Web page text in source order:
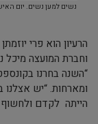
נשים למען נשים. יום
הרעיון הוא פרי
וחברת המועצה מיכל
“השנה בחרנו
ומארחות. “יש
הייתה לקדם